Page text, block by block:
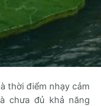
thời điểm nhạy cảm
chưa đủ khả năng